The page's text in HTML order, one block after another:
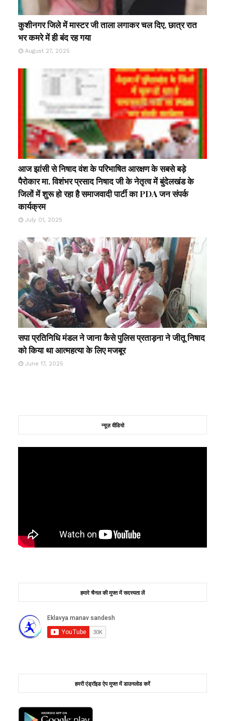
कुशीनगर जिले में मास्टर जी ताला लगाकर चल दिए, छात्र रात
भर कमरे में ही बंद रह गया
August 27, 2025
आज झांसी से निषाद वंश के परिभाषित आरक्षण के सबसे बड़े
पैरोकार मा. विशंभर प्रसाद निषाद जी के नेतृत्व में बुंदेलखंड के
जिलों में शुरू हो रहा है समाजवादी पार्टी का PDA जन संपर्क
कार्यक्रम
July 01, 2025
सपा प्रतिनिधि मंडल ने जाना कैसे पुलिस प्रताड़ना ने जीतू निषाद
को किया था आत्महत्या के लिए मजबूर
June 17, 2025
न्यूज़ वीडियो
हमारे चैनल की मुफ्त में सदस्यता लें
हमरी एंड्रॉइड ऐप मुफ्त में डाउनलोड करें